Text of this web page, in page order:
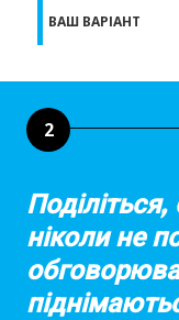
ВАШ ВАРІАНТ
2
ніколи не